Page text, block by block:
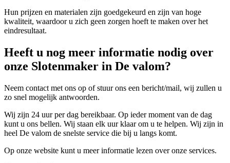
Hun prijzen en materialen zijn goedgekeurd en zijn van hoge
kwaliteit, waardoor u zich geen zorgen hoeft te maken over het
eindresultaat.
Heeft u nog meer informatie nodig over
onze Slotenmaker in De valom?
Neem contact met ons op of stuur ons een bericht/mail, wij zullen u
zo snel mogelijk antwoorden.
Wij zijn 24 uur per dag bereikbaar. Op ieder moment van de dag
kunt u ons bellen. Wij staan elk uur klaar om u te helpen. Wij zijn in
heel De valom de snelste service die bij u langs komt.
Op onze website kunt u meer informatie lezen over onze services.